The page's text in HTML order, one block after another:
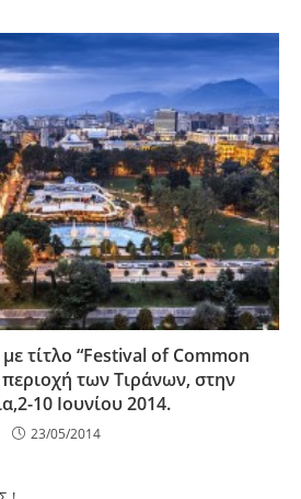
τίτλο “Festival of Common
των Τιράνων, στην
10 Ιουνίου 2014.
23/05/2014